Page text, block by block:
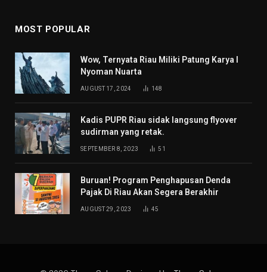
MOST POPULAR
Wow, Ternyata Riau Miliki Patung Karya I
Nyoman Nuarta
AUGUST 17, 2024 148
Kadis PUPR Riau sidak langsung flyover
sudirman yang retak.
SEPTEMBER 8, 2023 51
Buruan! Program Penghapusan Denda
Pajak Di Riau Akan Segera Berakhir
AUGUST 29, 2023 45